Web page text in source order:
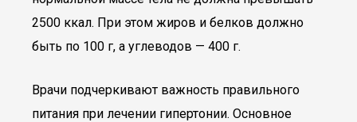
2500 ккал. При этом жиров и белков должно
быть по 100 г, а углеводов — 400 г.
Врачи подчеркивают важность правильного
питания при лечении гипертонии. Основное